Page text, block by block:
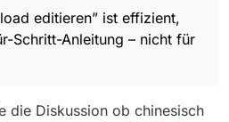
(wie hier), die die URL nicht
du kannst die Url im Fenster
auch von Hand korrigieren.
die Zahl vor dem letzten
3 auf 5 ändern.
eben für gewöhnliche User
über “Download editieren” ist
editieren” ist effizient,
Schritt-Anleitung – nicht für
die Diskussion ob chinesisch